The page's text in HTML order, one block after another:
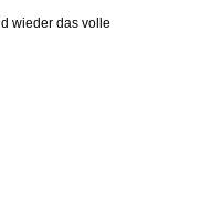
wieder das volle